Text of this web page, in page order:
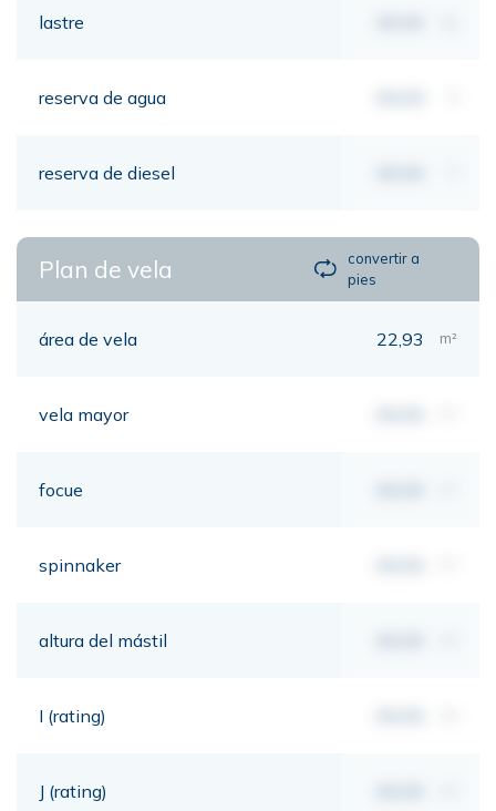
lastre
reserva de agua
reserva de diesel
Plan de vela
convertir a
pies
área de vela 22,93 m²
vela mayor
focue
spinnaker
altura del mástil
I (rating)
J (rating)